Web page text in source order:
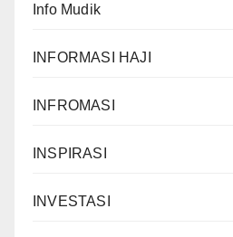
Info Mudik
INFORMASI HAJI
INFROMASI
INSPIRASI
INVESTASI